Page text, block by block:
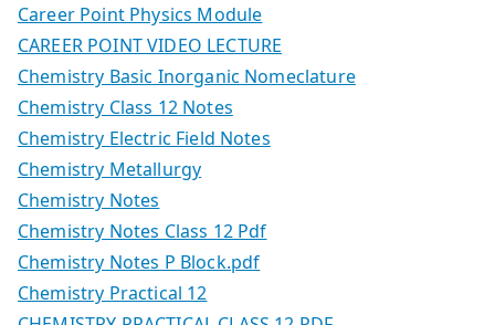
Career Point Physics Module
CAREER POINT VIDEO LECTURE
Chemistry Basic Inorganic Nomeclature
Chemistry Class 12 Notes
Chemistry Electric Field Notes
Chemistry Metallurgy
Chemistry Notes
Chemistry Notes Class 12 Pdf
Chemistry Notes P Block.pdf
Chemistry Practical 12